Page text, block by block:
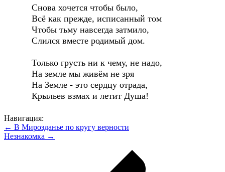
Снова хочется чтобы было,
Всё как прежде, исписанный том
Чтобы тьму навсегда затмило,
Слился вместе родимый дом.
Только грусть ни к чему, не надо,
На земле мы живём не зря
На Земле - это сердцу отрада,
Крыльев взмах и летит Душа!
Навигация:
← В Мирозданье по кругу верности
Незнакомка →